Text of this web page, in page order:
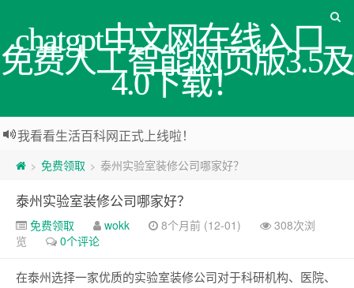
chatgpt中文网在线入口_
免费人工智能网页版3.5及
4.0下载！
我看看生活百科网正式上线啦！
> 免费领取 > 泰州实验室装修公司哪家好？
泰州实验室装修公司哪家好？
免费领取 wokk 8个月前 (12-01)
308次浏
览
0个评论
在泰州选择一家优质的实验室装修公司对于科研机构、医院、